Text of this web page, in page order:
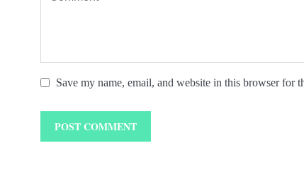
Save my name, email, and website in this browser for